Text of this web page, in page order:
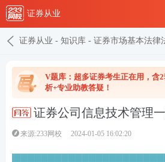
证券从业
证券从业 - 知识库 - 证券市场基本法律
V题库：超多证券考生正在用，含
析+专业助教答疑！
证券公司信息技术管理
来源:233网校 2024-01-05 16:02:20